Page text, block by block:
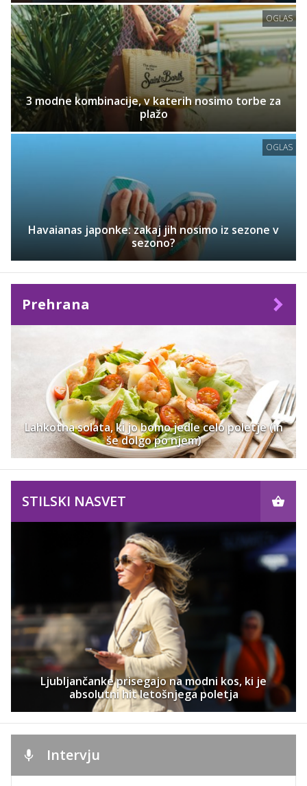
OGLAS
3 modne kombinacije, v katerih nosimo torbe za
plažo
OGLAS
Havaianas japonke: zakaj jih nosimo iz sezone v
sezono?
Prehrana
Lahkotna solata, ki jo bomo jedle celo poletje (in
še dolgo po njem)
STILSKI NASVET
Ljubljančanke prisegajo na modni kos, ki je
absolutni hit letošnjega poletja
Intervju